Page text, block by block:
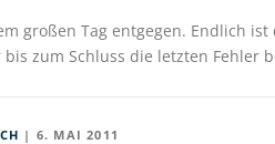
großen Tag entgegen. Endlich
zum Schluss die letzten Fehler
| 6. MAI 2011